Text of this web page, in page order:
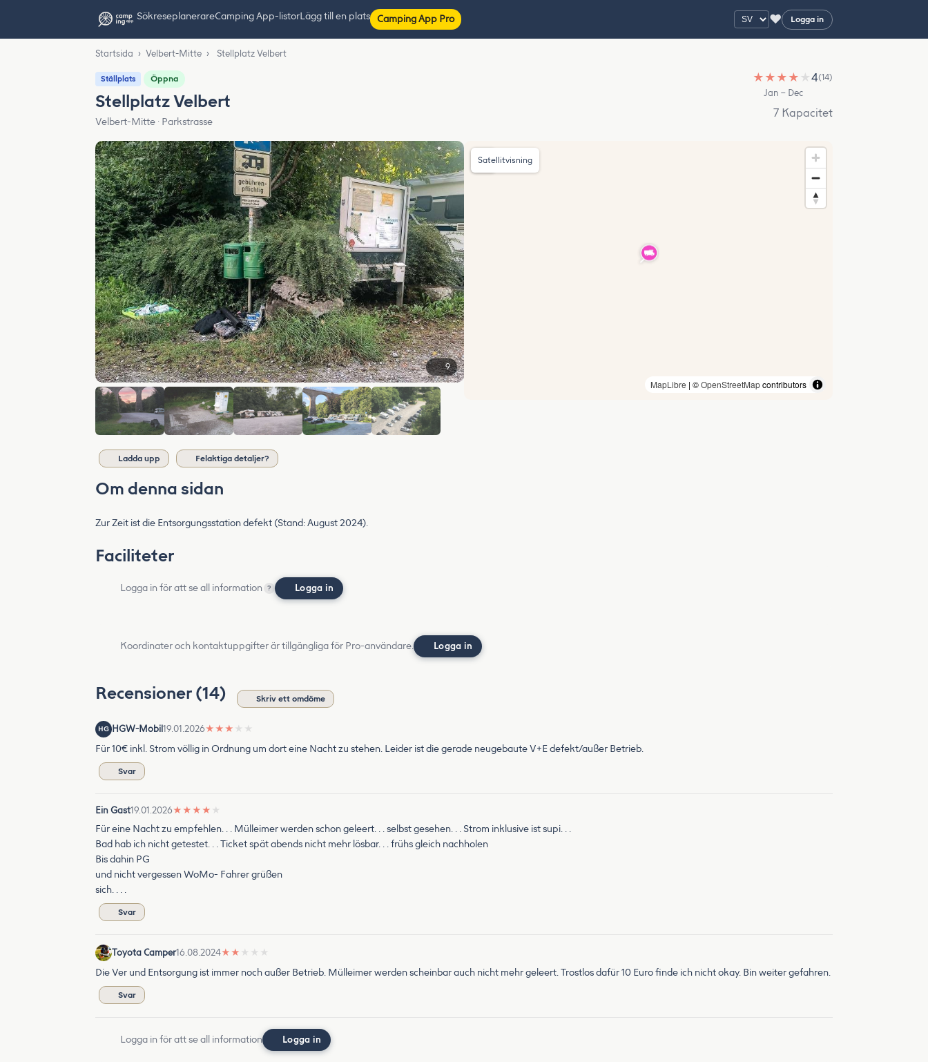
SökreseplanerareCamping App-listorLägg till en plats Camping App Pro ♥ Logga in
Startsida › Velbert-Mitte › Stellplatz Velbert
Ställplats Öppna
Stellplatz Velbert
Velbert-Mitte · Parkstrasse
★ ★ ★ ★ ★4(14)
Jan – Dec
7 Kapacitet
9
MapLibre | ©OpenStreetMapcontributors
Satellitvisning
Ladda upp Felaktiga detaljer?
Om denna sidan
Zur Zeit ist die Entsorgungsstation defekt (Stand: August 2024).
Faciliteter
Logga in för att se all information ? Logga in
Koordinater och kontaktuppgifter är tillgängliga för Pro-användare. Logga in
Recensioner (14) Skriv ett omdöme
HG HGW-Mobil 19.01.2026★ ★ ★ ★ ★
Für 10€ inkl. Strom völlig in Ordnung um dort eine Nacht zu stehen. Leider ist die gerade neugebaute V+E defekt/außer Betrieb.
Svar
Ein Gast19.01.2026★ ★ ★ ★ ★
Für eine Nacht zu empfehlen. . . Mülleimer werden schon geleert. . . selbst gesehen. . . Strom inklusive ist supi. . .
Bad hab ich nicht getestet. . . Ticket spät abends nicht mehr lösbar. . . frühs gleich nachholen
Bis dahin PG
und nicht vergessen WoMo- Fahrer grüßen
sich. . . .
Svar
Toyota Camper16.08.2024★ ★ ★ ★ ★
Die Ver und Entsorgung ist immer noch außer Betrieb. Mülleimer werden scheinbar auch nicht mehr geleert. Trostlos dafür 10 Euro finde ich nicht okay. Bin weiter gefahren.
Svar
Logga in för att se all information Logga in